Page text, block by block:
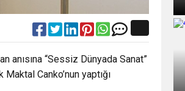
“Sessiz Dünyada Sanat”
Canko’nun yaptığı